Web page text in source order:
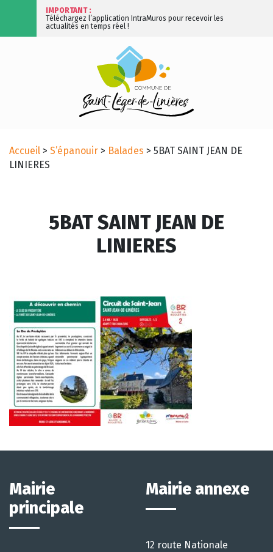
IMPORTANT :
Téléchargez l’application IntraMuros pour recevoir les
actualités en temps réel !
Accueil > S’épanouir > Balades > 5BAT SAINT JEAN DE
LINIERES
5BAT SAINT JEAN DE
LINIERES
Mairie
principale
Mairie annexe
12 route Nationale